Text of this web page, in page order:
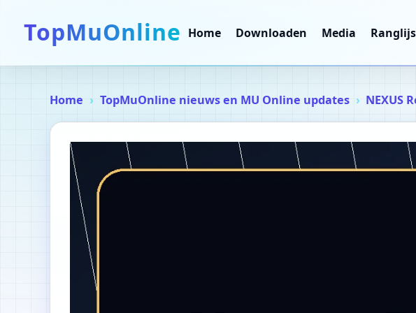
TopMuOnline Home Downloaden Media
Home TopMuOnline nieuws en MU Online updates NEXUS